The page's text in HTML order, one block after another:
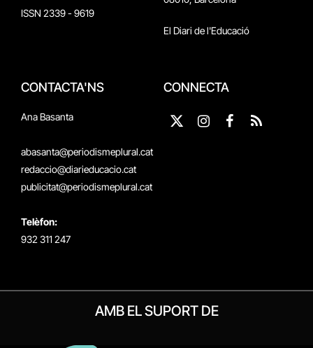
ISSN 2339 - 9619
El Diari de l'Educació
CONTACTA'NS
Ana Basanta
abasanta@periodismeplural.cat
redaccio@diarieducacio.cat
publicitat@periodismeplural.cat
Telèfon:
932 311 247
CONNECTA
X
Instagram
Facebook
RSS
AMB EL SUPORT DE